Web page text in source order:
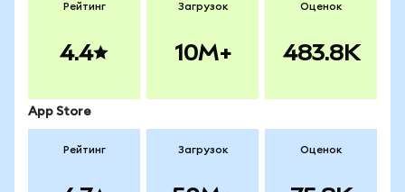
Рейтинг
4.4
Загрузок
10M+
Оценок
483.8K
App Store
Рейтинг Загрузок Оценок